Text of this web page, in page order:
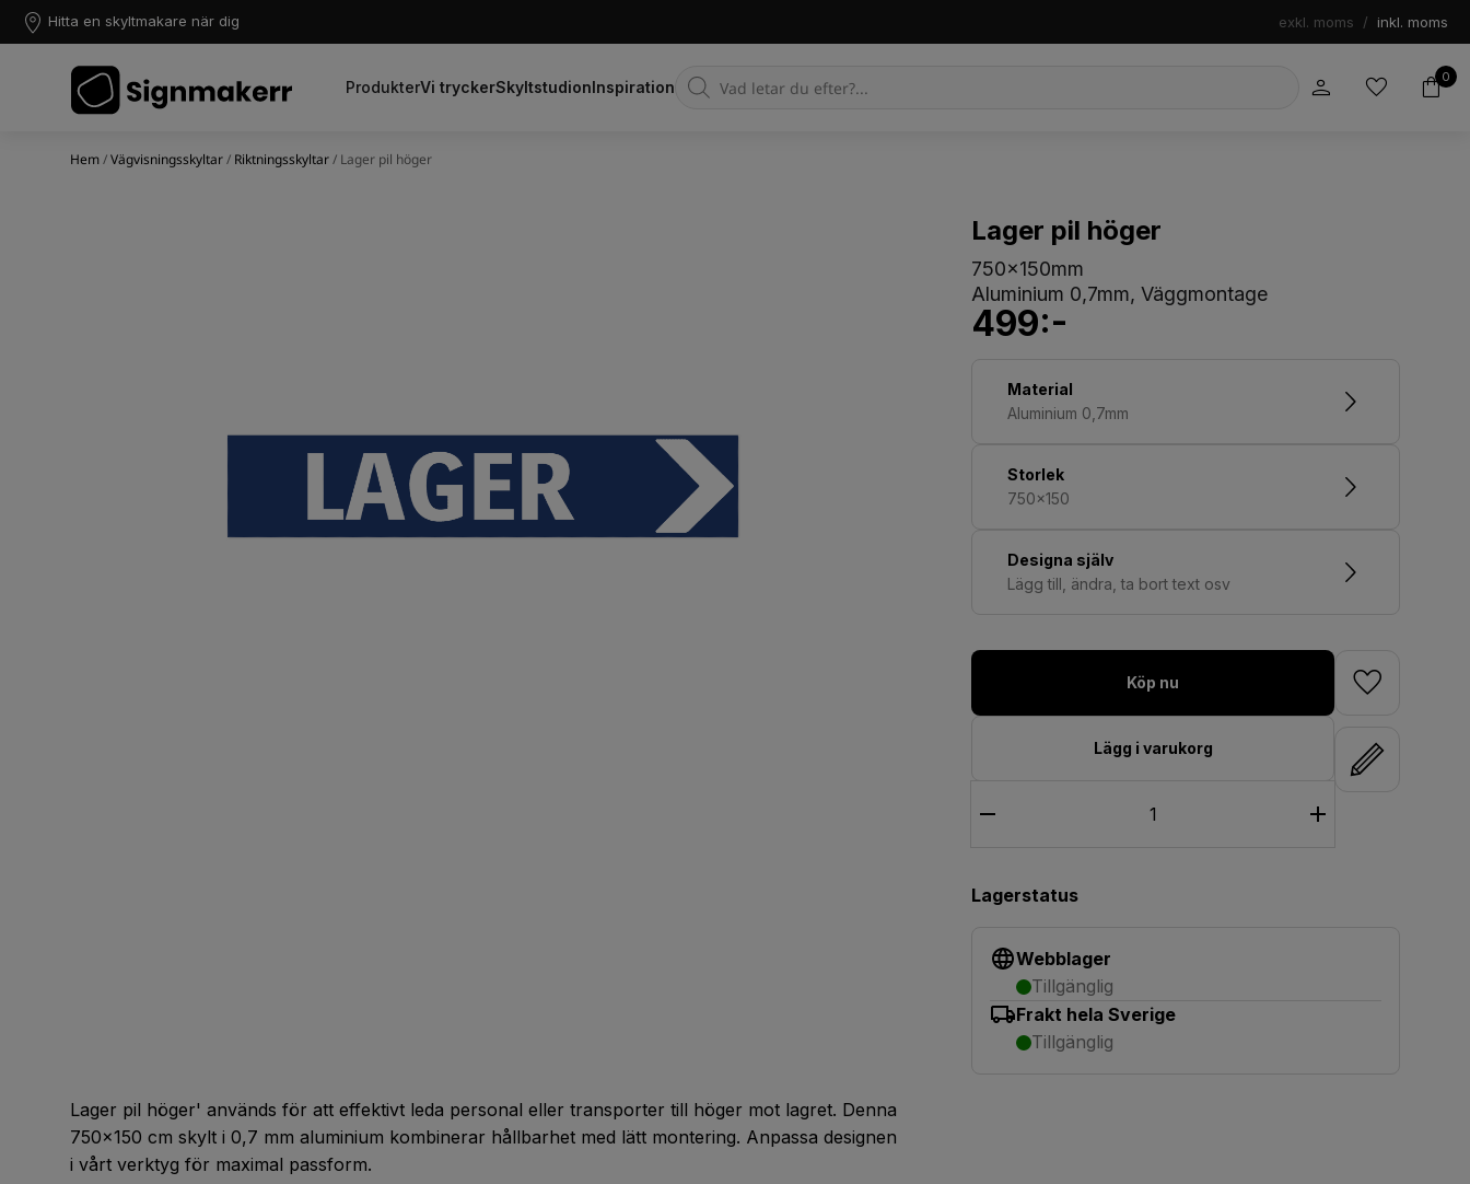
Hitta en skyltmakare när dig exkl. moms / inkl. moms
ProdukterVi tryckerSkyltstudionInspiration Products
search
0
Hem/Vägvisningsskyltar/ Riktningsskyltar/ Lager pil höger
Lager pil höger
750x150mm
Aluminium 0,7mm, Väggmontage
499:-
Material
Aluminium 0,7mm
Storlek
750x150
Designa själv
Lägg till, ändra, ta bort text osv
Köp nu
Lägg i varukorg
Lagerstatus
Webblager
Tillgänglig
Frakt hela Sverige
Tillgänglig
Lager pil höger' används för att effektivt leda personal eller transporter till höger mot lagret. Denna
750x150 cm skylt i 0,7 mm aluminium kombinerar hållbarhet med lätt montering. Anpassa designen
i vårt verktyg för maximal passform.